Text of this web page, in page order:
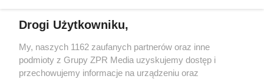
Drogi Użytkowniku,
My, naszych 1162 zaufanych partnerów oraz inne
podmioty z Grupy ZPR Media uzyskujemy dostęp i
przechowujemy informacje na urządzeniu oraz